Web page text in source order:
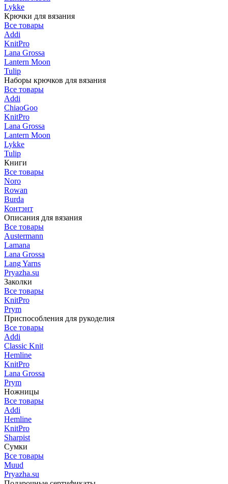
Lykke
Крючки для вязания
Все товары
Addi
KnitPro
Lana Grossa
Lantern Moon
Tulip
Наборы крючков для вязания
Все товары
Addi
ChiaoGoo
KnitPro
Lana Grossa
Lantern Moon
Lykke
Tulip
Книги
Все товары
Noro
Rowan
Burda
Контэнт
Описания для вязания
Все товары
Austermann
Lamana
Lana Grossa
Lang Yarns
Pryazha.su
Заколки
Все товары
KnitPro
Prym
Приспособления для рукоделия
Все товары
Addi
Classic Knit
Hemline
KnitPro
Lana Grossa
Prym
Ножницы
Все товары
Addi
Hemline
KnitPro
Sharpist
Сумки
Все товары
Muud
Pryazha.su